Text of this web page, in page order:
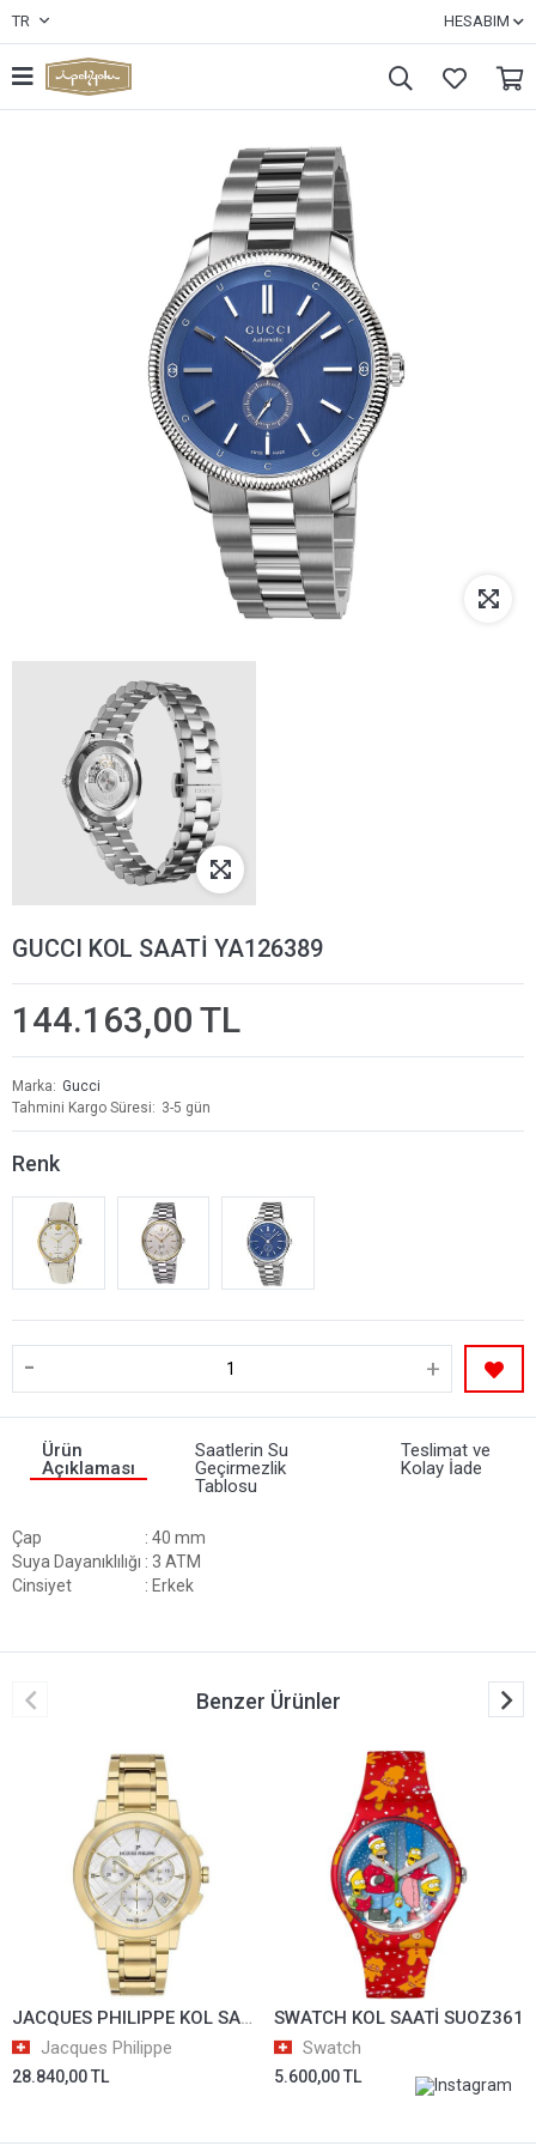
TR HESABIM
GUCCI KOL SAATİ YA126389
144.163,00 TL
Marka
Gucci
Tahmini Kargo Süresi
3-5 gün
Renk
- +
Ürün
Açıklaması
Saatlerin Su
Geçirmezlik
Tablosu
Teslimat ve
Kolay İade
Çap
: 40 mm
Suya Dayanıklılığı : 3 ATM
Cinsiyet
: Erkek
Benzer Ürünler
JACQUES PHILIPPE KOL SAATİ JPQLC322324N
Jacques Philippe
28.840,00 TL
SWATCH KOL SAATİ SUOZ361
Swatch
5.600,00 TL